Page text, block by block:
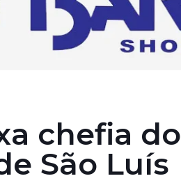
chefia do
São Luís